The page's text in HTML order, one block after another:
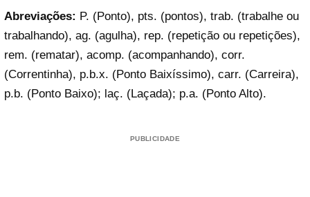
Abreviações: P. (Ponto), pts. (pontos), trab. (trabalhe ou
trabalhando), ag. (agulha), rep. (repetição ou repetições),
rem. (rematar), acomp. (acompanhando), corr.
(Correntinha), p.b.x. (Ponto Baixíssimo), carr. (Carreira),
p.b. (Ponto Baixo); laç. (Laçada); p.a. (Ponto Alto).
PUBLICIDADE